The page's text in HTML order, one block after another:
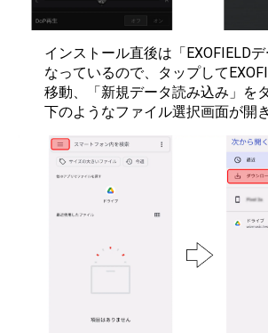
インストール直後は「EXOFIELD
なっているので、タップして
移動、「新規データ読み込み」を
下のようなファイル選択画面が開き